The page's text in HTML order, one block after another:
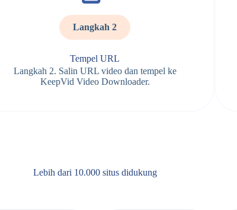
Langkah 2
Tempel URL
Langkah 2. Salin URL video dan tempel ke
KeepVid Video Downloader.
Lebih dari 10.000 situs didukung